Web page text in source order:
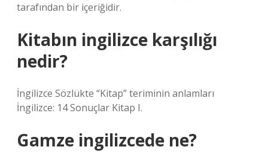
tarafından bir içeriğidir.
Kitabın ingilizce karşılığı
nedir?
İngilizce Sözlükte “Kitap” teriminin anlamları
İngilizce: 14 Sonuçlar Kitap I.
Gamze ingilizcede ne?